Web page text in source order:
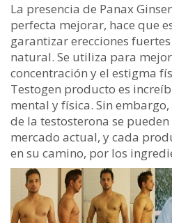
La presencia de Panax
perfecta mejorar, hace que
garantizar erecciones
natural. Se utiliza para
concentración y el estigma
Testogen producto es
mental y física. Sin
de la testosterona se
mercado actual, y cada
en su camino, por los